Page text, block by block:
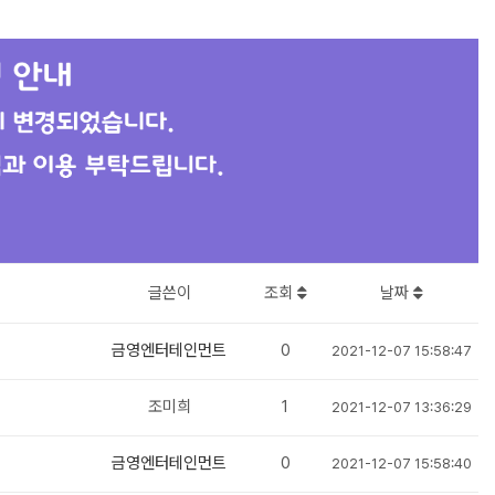
글쓴이 조회 날짜
금영엔터테인먼트 0 2021-12-07 15:58:47
조미희 1 2021-12-07 13:36:29
금영엔터테인먼트 0 2021-12-07 15:58:40